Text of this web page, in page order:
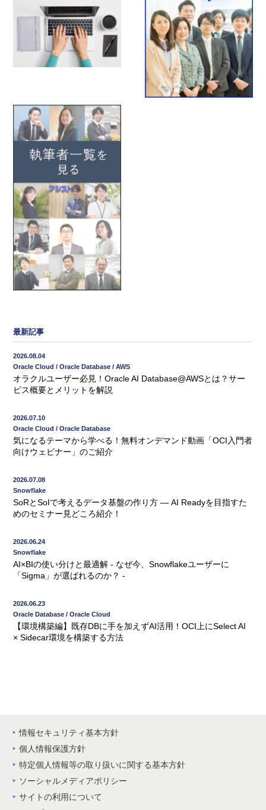
最新記事
2026.08.04
Oracle Cloud / Oracle Database / AWS
オラクルユーザー必見！Oracle AI Database@AWSとは？サー
ビス概要とメリットを解説
2026.07.10
Oracle Cloud / Oracle Database
気になるテーマから学べる！無料オンデマンド動画「OCI入門者
向けウェビナー」のご紹介
2026.07.08
Snowflake
SoRとSoIで考えるデータ基盤の作り方 ― AI Readyを目指すた
めのセミナー見どころ紹介！
2026.06.24
Snowflake
AI×BIの使い分けと最適解 - なぜ今、Snowflakeユーザーに
「Sigma」が選ばれるのか？ -
2026.06.23
Oracle Database / Oracle Cloud
【環境構築編】既存DBに手を加えずAI活用！OCI上にSelect AI
× Sidecar環境を構築する方法
情報セキュリティ基本方針
個人情報保護方針
特定個人情報等の取り扱いに関する基本方針
ソーシャルメディアポリシー
サイトの利用について